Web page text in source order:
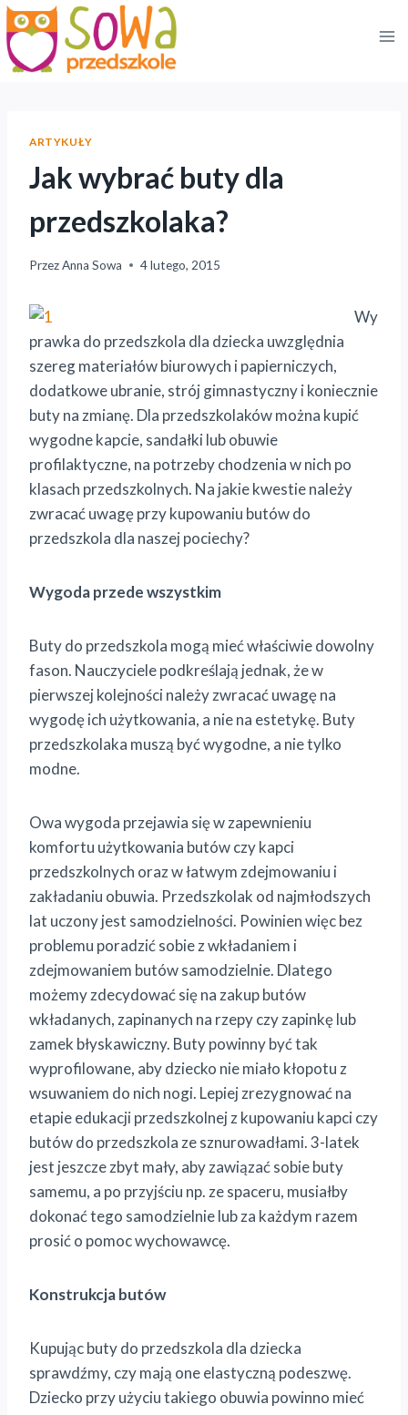
Przejdź
do
treści
ARTYKUŁY
Jak wybrać buty dla
przedszkolaka?
PrzezAnna Sowa 4 lutego, 2015
Wy
prawka do przedszkola dla dziecka uwzględnia
szereg materiałów biurowych i papierniczych,
dodatkowe ubranie, strój gimnastyczny i koniecznie
buty na zmianę. Dla przedszkolaków można kupić
wygodne kapcie, sandałki lub obuwie
profilaktyczne, na potrzeby chodzenia w nich po
klasach przedszkolnych. Na jakie kwestie należy
zwracać uwagę przy kupowaniu butów do
przedszkola dla naszej pociechy?
Wygoda przede wszystkim
Buty do przedszkola mogą mieć właściwie dowolny
fason. Nauczyciele podkreślają jednak, że w
pierwszej kolejności należy zwracać uwagę na
wygodę ich użytkowania, a nie na estetykę. Buty
przedszkolaka muszą być wygodne, a nie tylko
modne.
Owa wygoda przejawia się w zapewnieniu
komfortu użytkowania butów czy kapci
przedszkolnych oraz w łatwym zdejmowaniu i
zakładaniu obuwia. Przedszkolak od najmłodszych
lat uczony jest samodzielności. Powinien więc bez
problemu poradzić sobie z wkładaniem i
zdejmowaniem butów samodzielnie. Dlatego
możemy zdecydować się na zakup butów
wkładanych, zapinanych na rzepy czy zapinkę lub
zamek błyskawiczny. Buty powinny być tak
wyprofilowane, aby dziecko nie miało kłopotu z
wsuwaniem do nich nogi. Lepiej zrezygnować na
etapie edukacji przedszkolnej z kupowaniu kapci czy
butów do przedszkola ze sznurowadłami. 3-latek
jest jeszcze zbyt mały, aby zawiązać sobie buty
samemu, a po przyjściu np. ze spaceru, musiałby
dokonać tego samodzielnie lub za każdym razem
prosić o pomoc wychowawcę.
Konstrukcja butów
Kupując buty do przedszkola dla dziecka
sprawdźmy, czy mają one elastyczną podeszwę.
Dziecko przy użyciu takiego obuwia powinno mieć